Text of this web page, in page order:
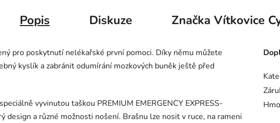
Popis Diskuze Značka Vítkovice
pro poskytnutí nelékařské první pomoci. Díky němu můžete
kyslík a zabránit odumírání mozkových buněk ještě před
vyvinutou taškou PREMIUM EMERGENCY EXPRESS-
design a různé možnosti nošení. Brašnu lze nosit v ruce, na rameni